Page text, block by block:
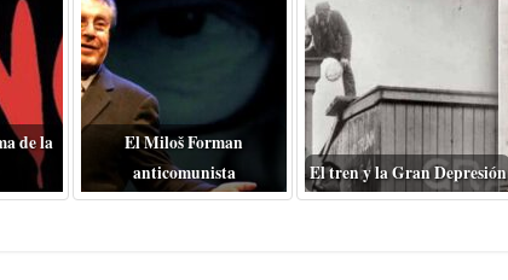
de la
El Miloš Forman
anticomunista
El tren y la Gran Depresión